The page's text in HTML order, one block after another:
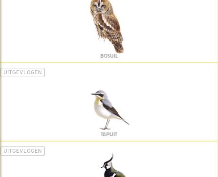
BOSUIL
UITGEVLOGEN
TAPUIT
UITGEVLOGEN